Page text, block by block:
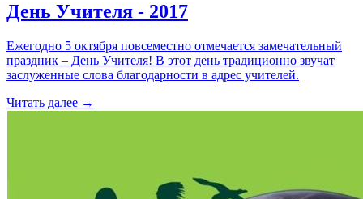
День Учителя - 2017
Ежегодно 5 октября повсеместно отмечается замечательный
праздник – День Учителя! В этот день традиционно звучат
заслуженные слова благодарности в адрес учителей.
Читать далее →